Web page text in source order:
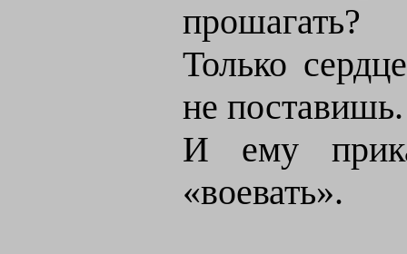
прошагать?
Только
не поставишь.
И ему
«воевать».